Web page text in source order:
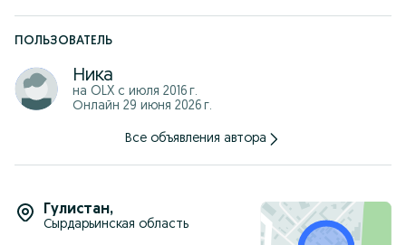
ПОЛЬЗОВАТЕЛЬ
Ника
на OLX с июля 2016 г.
Онлайн 29 июня 2026 г.
Все объявления автора
Гулистан,
Сырдарьинская область